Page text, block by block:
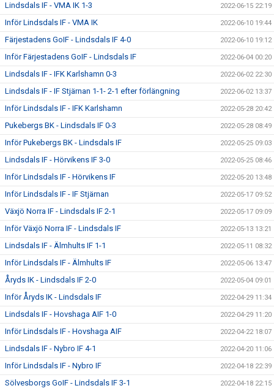
Lindsdals IF - VMA IK 1-3 2022-06-15 22:19
Inför Lindsdals IF - VMA IK 2022-06-10 19:44
Färjestadens GoIF - Lindsdals IF 4-0 2022-06-10 19:12
Inför Färjestadens GoIF - Lindsdals IF 2022-06-04 00:20
Lindsdals IF - IFK Karlshamn 0-3 2022-06-02 22:30
Lindsdals IF - IF Stjärnan 1-1- 2-1 efter förlängning 2022-06-02 13:37
Inför Lindsdals IF - IFK Karlshamn 2022-05-28 20:42
Pukebergs BK - Lindsdals IF 0-3 2022-05-28 08:49
Inför Pukebergs BK - Lindsdals IF 2022-05-25 09:03
Lindsdals IF - Hörvikens IF 3-0 2022-05-25 08:46
Inför Lindsdals IF - Hörvikens IF 2022-05-20 13:48
Inför Lindsdals IF - IF Stjärnan 2022-05-17 09:52
Växjö Norra IF - Lindsdals IF 2-1 2022-05-17 09:09
Inför Växjö Norra IF - Lindsdals IF 2022-05-13 13:21
Lindsdals IF - Älmhults IF 1-1 2022-05-11 08:32
Inför Lindsdals IF - Älmhults IF 2022-05-06 13:47
Åryds IK - Lindsdals IF 2-0 2022-05-04 09:01
Inför Åryds IK - Lindsdals IF 2022-04-29 11:34
Lindsdals IF - Hovshaga AIF 1-0 2022-04-29 11:20
Inför Lindsdals IF - Hovshaga AIF 2022-04-22 18:07
Lindsdals IF - Nybro IF 4-1 2022-04-20 11:06
Inför Lindsdals IF - Nybro IF 2022-04-18 22:39
Sölvesborgs GoIF - Lindsdals IF 3-1 2022-04-18 22:15